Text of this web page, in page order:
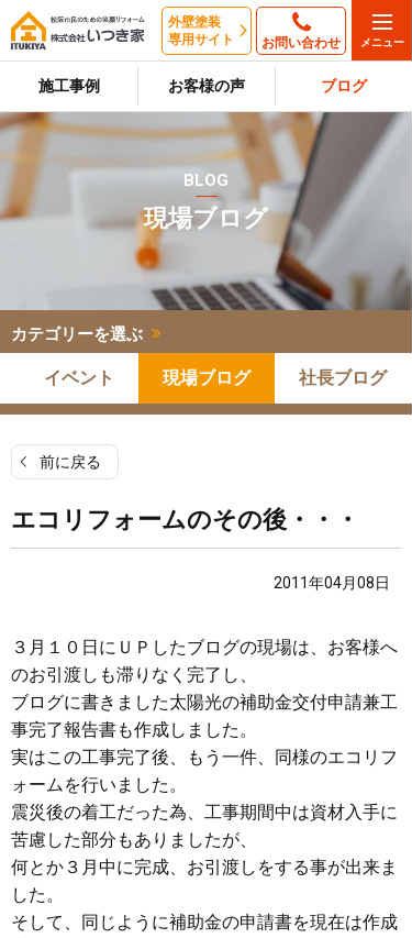
外壁塗装
専用サイト
お問い合わせ
施工事例 お客様の声 ブログ
BLOG
現場ブログ
カテゴリーを選ぶ
イベント 現場ブログ 社長ブログ
前に戻る
エコリフォームのその後・・・
2011年04月08日
３月１０日にＵＰしたブログの現場は、お客様へ
のお引渡しも滞りなく完了し、
ブログに書きました太陽光の補助金交付申請兼工
事完了報告書も作成しました。
実はこの工事完了後、もう一件、同様のエコリフ
ォームを行いました。
震災後の着工だった為、工事期間中は資材入手に
苦慮した部分もありましたが、
何とか３月中に完成、お引渡しをする事が出来ま
した。
そして、同じように補助金の申請書を現在は作成